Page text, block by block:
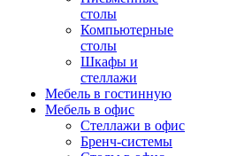
столы
Компьютерные
столы
Шкафы и
стеллажи
Мебель в гостинную
Мебель в офис
Стеллажи в офис
Бренч-системы